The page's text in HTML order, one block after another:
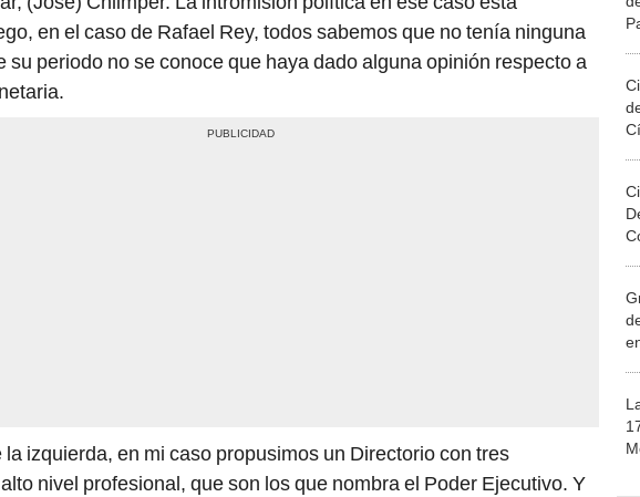
en el caso de Rafael Rey, todos sabemos que no tenía ninguna
su periodo no se conoce que haya dado alguna opinión respecto a
la izquierda, en mi caso propusimos un Directorio con tres
nivel profesional, que son los que nombra el Poder Ejecutivo. Y